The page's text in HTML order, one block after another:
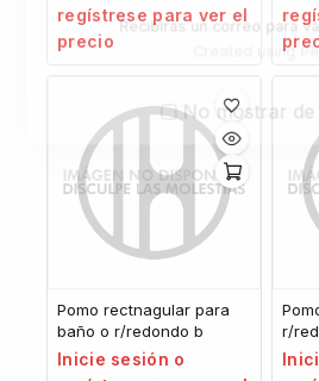
regístrese para ver el
precio
Pomo rectnagular para
baño o r/redondo b
Inicie sesión o
r/
Recibirás un correo para
Created using
No mostrar